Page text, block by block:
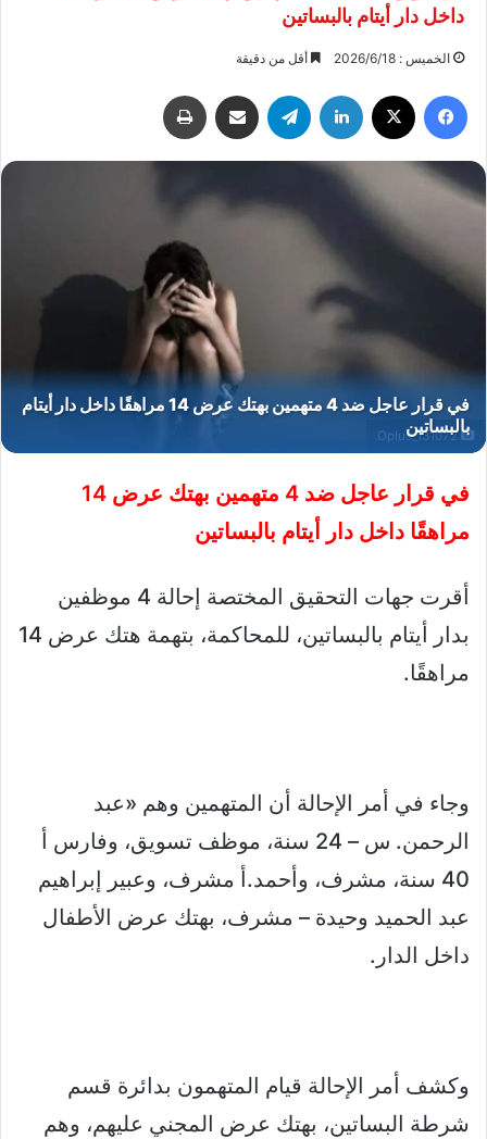
داخل دار أيتام بالبساتين
الخميس : 2026/6/18 أقل من دقيقة
فيسبوك لينكدإن تيلقرام مشاركة عبر البريد
Oplus_131072
في قرار عاجل ضد 4 متهمين بهتك عرض 14
مراهقًا داخل دار أيتام بالبساتين
أقرت جهات التحقيق المختصة إحالة 4 موظفين
بدار أيتام بالبساتين، للمحاكمة، بتهمة هتك عرض 14
مراهقًا.
وجاء في أمر الإحالة أن المتهمين وهم «عبد
الرحمن. س – 24 سنة، موظف تسويق، وفارس أ
40 سنة، مشرف، وأحمد.أ مشرف، وعبير إبراهيم
عبد الحميد وحيدة – مشرف، بهتك عرض الأطفال
داخل الدار.
وكشف أمر الإحالة قيام المتهمون بدائرة قسم
شرطة البساتين، بهتك عرض المجني عليهم، وهم